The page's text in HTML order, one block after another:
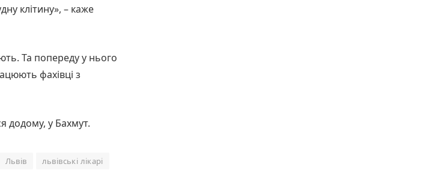
клітину», – каже
Та попереду у нього
фахівці з
додому, у Бахмут.
Львів
львівські лікарі